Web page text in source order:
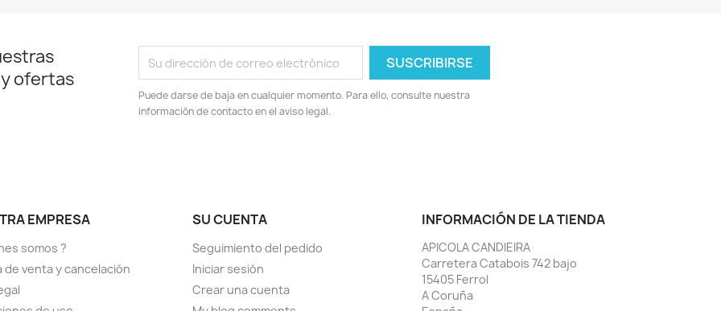
ofertas
Puede darse de baja en cualquier momento. Para ello, consulte nuestra
información de contacto en el aviso legal.
EMPRESA
somos ?
de venta y cancelación
SU CUENTA
Seguimiento del pedido
Iniciar sesión
Crear una cuenta
INFORMACIÓN DE LA TIENDA
APICOLA CANDIEIRA
Carretera Catabois 742 bajo
15405 Ferrol
A Coruña